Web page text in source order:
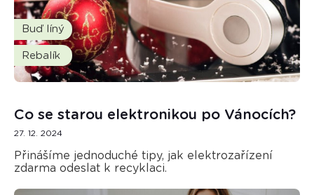
Buď líný
Rebalík
Co se starou elektronikou po Vánocích?
27. 12. 2024
Přinášíme jednoduché tipy, jak elektrozařízení
zdarma odeslat k recyklaci.